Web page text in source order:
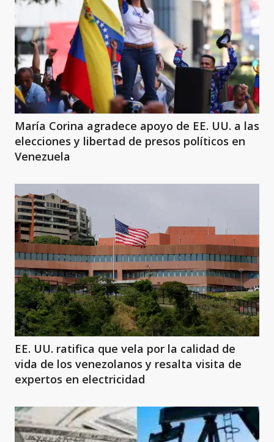
María Corina agradece apoyo de EE. UU. a las
elecciones y libertad de presos políticos en
Venezuela
EE. UU. ratifica que vela por la calidad de
vida de los venezolanos y resalta visita de
expertos en electricidad